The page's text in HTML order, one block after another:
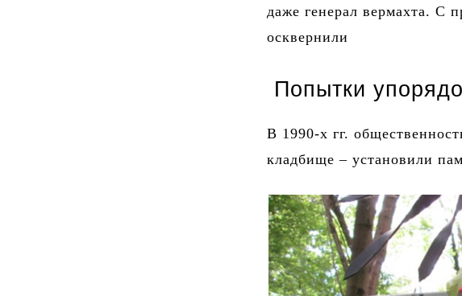
даже генерал вермахта. С
осквернили
Попытки
В 1990-х гг.
кладбище – установили